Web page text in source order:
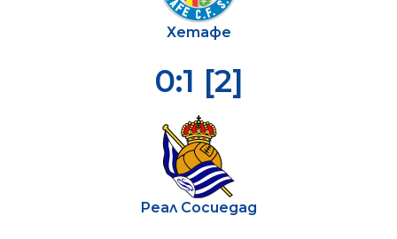
Хетафе
0:1 [2]
Реал Сосиедад